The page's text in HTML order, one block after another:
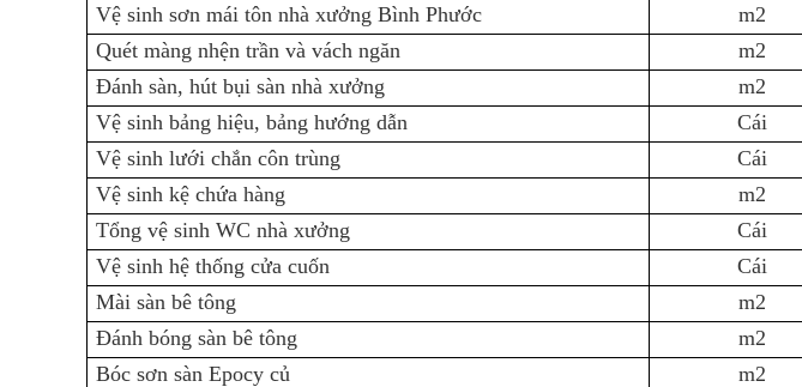
Vệ sinh sơn mái tôn nhà xưởng Bình Phước
m2
Quét màng nhện trần và vách ngăn
m2
Đánh sàn, hút bụi sàn nhà xưởng
m2
Vệ sinh bảng hiệu, bảng hướng dẫn
Cái
Vệ sinh lưới chắn côn trùng
Cái
Vệ sinh kệ chứa hàng
m2
Tổng vệ sinh WC nhà xưởng
Cái
Vệ sinh hệ thống cửa cuốn
Cái
Mài sàn bê tông
m2
Đánh bóng sàn bê tông
m2
Bóc sơn sàn Epocy củ
m2